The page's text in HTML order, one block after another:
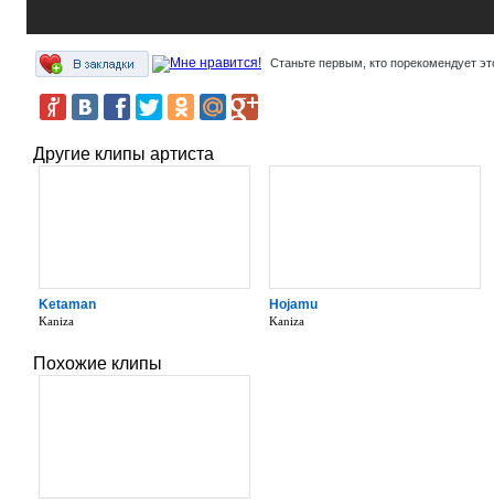
Станьте первым, кто порекомендует
Другие клипы артиста
Ketaman
Kaniza
Hojamu
Kaniza
Похожие клипы